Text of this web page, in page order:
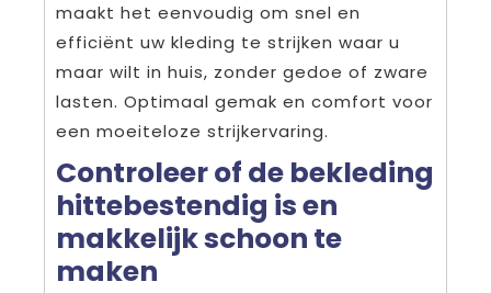
maakt het eenvoudig om snel en
efficiënt uw kleding te strijken waar u
maar wilt in huis, zonder gedoe of zware
lasten. Optimaal gemak en comfort voor
een moeiteloze strijkervaring.
Controleer of de bekleding
hittebestendig is en
makkelijk schoon te
maken